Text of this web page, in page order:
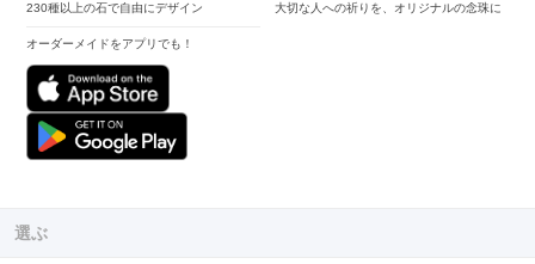
230種以上の石で自由にデザイン
オーダーメイドをアプリでも！
大切な人への祈りを、オリジナルの念珠に
選ぶ